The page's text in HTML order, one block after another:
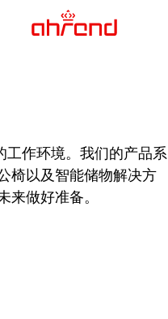
工作环境。我们的产品系
椅以及智能储物解决方
来做好准备。